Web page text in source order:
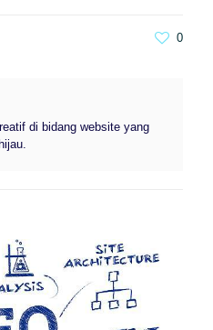
0
di bidang website yang